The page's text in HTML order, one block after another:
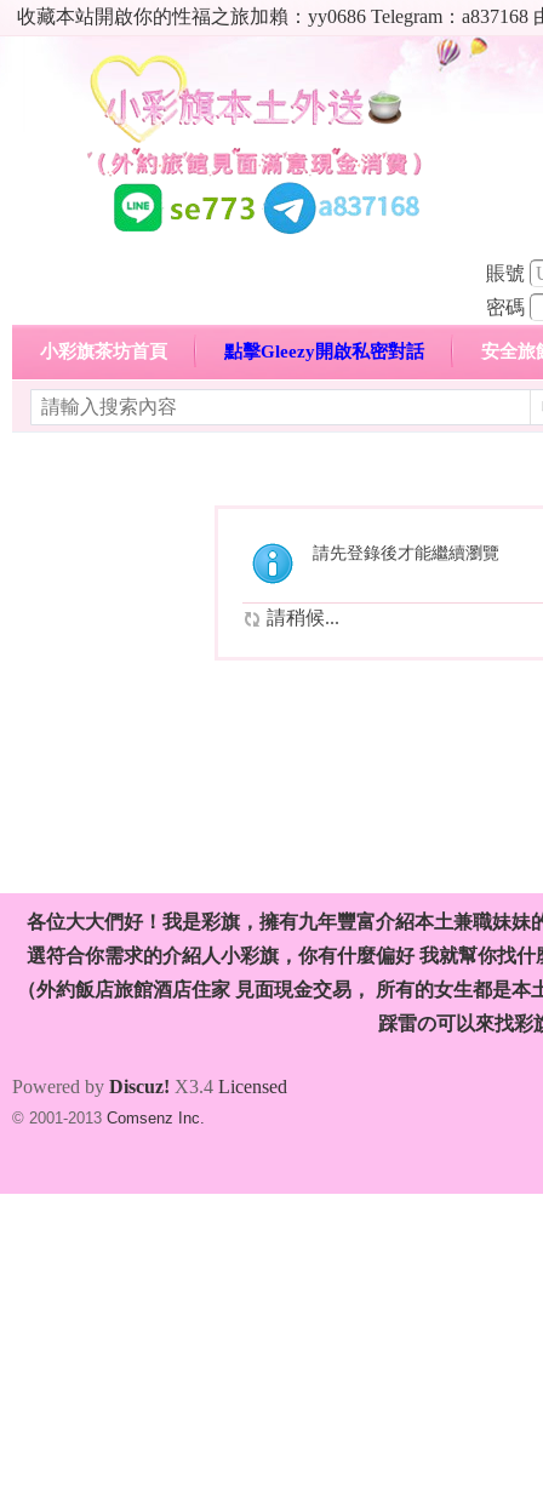
收藏本站開啟你的性福之旅加賴：yy0686 Telegram：
賬號
密碼
小彩旗茶坊首頁 點擊Gleezy開啟私密對話 安全旅
請先登錄後才能繼續瀏覽
請稍候...
各位大大們好！我是彩旗，擁有九年豐富介紹本土兼職妹
選符合你需求的介紹人小彩旗，你有什麼偏好 我就幫你找
（外約飯店旅館酒店住家 見面現金交易， 所有的女生都是
踩雷の可以來找彩
Powered by Discuz! X3.4 Licensed
© 2001-2013 Comsenz Inc.